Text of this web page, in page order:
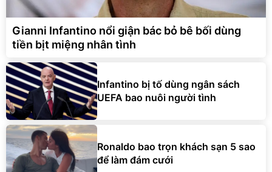
Gianni Infantino nổi giận bác bỏ bê bối dùng
tiền bịt miệng nhân tình
Infantino bị tố dùng ngân sách
UEFA bao nuôi người tình
Ronaldo bao trọn khách sạn 5 sao
để làm đám cưới